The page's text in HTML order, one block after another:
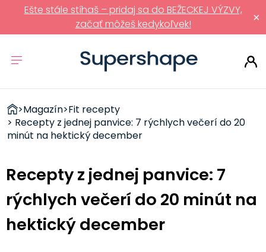
×
Ešte stále stíhaš – pridaj sa do BEŽECKEJ VÝZVY,
začať môžeš kedykoľvek!
ZDRAVÉ
RÝCHLOVKY
>Magazín>Fit recepty
> Recepty z jednej panvice: 7 rýchlych večerí do 20
minút na hektický december
Recepty z jednej panvice: 7
rýchlych večerí do 20 minút na
hektický december